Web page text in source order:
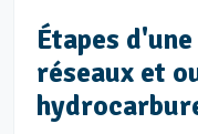
Étapes
réseaux et